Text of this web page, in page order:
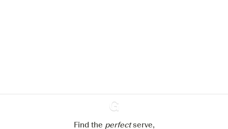
Ginventory
Find the perfectserve,
Refuser tout